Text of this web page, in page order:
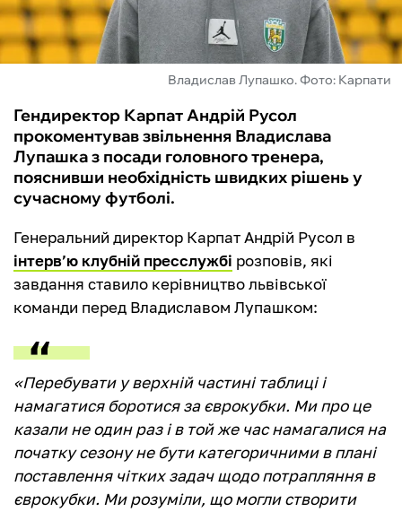
БУКМЕКЕРИ
Владислав Лупашко. Фото: Карпати
Гендиректор Карпат Андрій Русол
прокоментував звільнення Владислава
Лупашка з посади головного тренера,
пояснивши необхідність швидких рішень у
сучасному футболі.
Генеральний директор Карпат Андрій Русол в
інтерв’ю клубній пресслужбі розповів, які
завдання ставило керівництво львівської
команди перед Владиславом Лупашком:
«Перебувати у верхній частині таблиці і
намагатися боротися за єврокубки. Ми про це
казали не один раз і в той же час намагалися на
початку сезону не бути категоричними в плані
поставлення чітких задач щодо потрапляння в
єврокубки. Ми розуміли, що могли створити